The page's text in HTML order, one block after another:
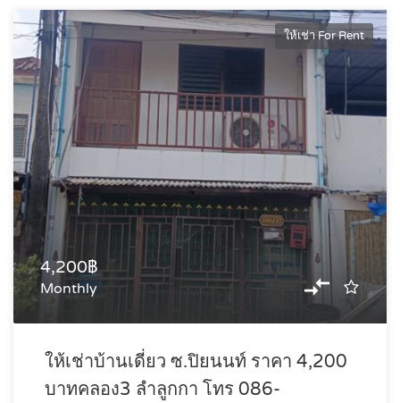
ให้เช่า For Rent
4,200฿
Monthly
ให้เช่าบ้านเดี่ยว ซ.ปิยนนท์ ราคา 4,200
บาทคลอง3 ลำลูกกา โทร 086-